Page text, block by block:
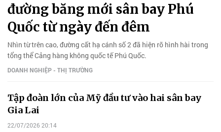
đường băng mới sân bay Phú
Quốc từ ngày đến đêm
Nhìn từ trên cao, đường cất hạ cánh số 2 đã hiện rõ hình hài trong
tổng thể Cảng hàng không quốc tế Phú Quốc.
DOANH NGHIỆP - THỊ TRƯỜNG
Tập đoàn lớn của Mỹ đầu tư vào hai sân bay
Gia Lai
22/07/2026 20:14